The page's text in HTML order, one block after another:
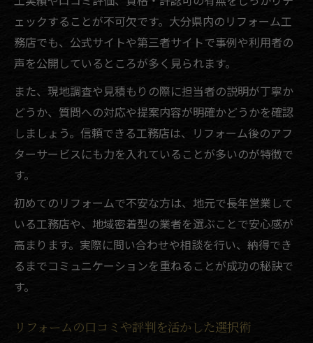
ェックすることが不可欠です。大分県内のリフォーム工
務店でも、公式サイトや第三者サイトで事例や利用者の
声を公開しているところが多く見られます。
また、現地調査や見積もりの際に担当者の説明が丁寧か
どうか、質問への対応や提案内容が明確かどうかを確認
しましょう。信頼できる工務店は、リフォーム後のアフ
ターサービスにも力を入れていることが多いのが特徴で
す。
初めてのリフォームで不安な方は、地元で長年営業して
いる工務店や、地域密着型の業者を選ぶことで安心感が
高まります。実際に問い合わせや相談を行い、納得でき
るまでコミュニケーションを重ねることが成功の秘訣で
す。
リフォームの口コミや評判を活かした選択術